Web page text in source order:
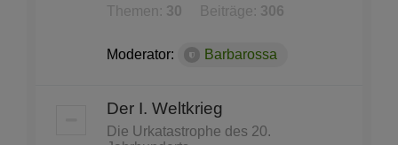
Themen: 30 Beiträge: 306
Moderator: Barbarossa
Der I. Weltkrieg
Die Urkatastrophe des 20.